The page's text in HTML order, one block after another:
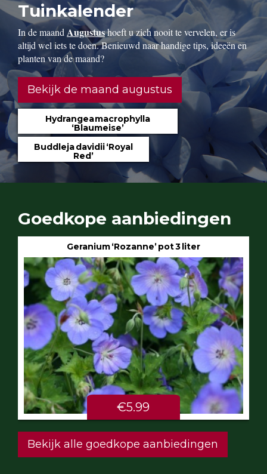
Tuinkalender
In de maand Augustushoeft u zich nooit te vervelen, er is
altijd wel iets te doen. Benieuwd naar handige tips, ideeën en
planten van de maand?
Bekijk de maand augustus
Hydrangea macrophylla
‘Blaumeise’
Buddleja davidii ‘Royal
Red’
Goedkope aanbiedingen
Geranium ‘Rozanne’ pot 3 liter
€5.99
Bekijk alle goedkope aanbiedingen